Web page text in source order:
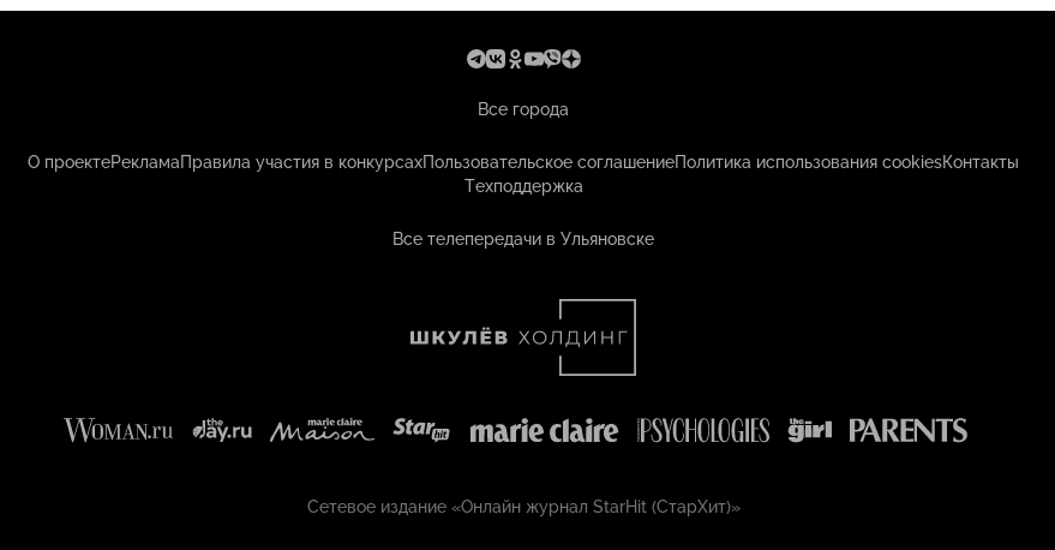
Все города
О проектеРекламаПравила участия в конкурсахПользовательское соглашениеПолитика использования cookiesКонтакты
Техподдержка
Все телепередачи в Ульяновске
Сетевое издание «Онлайн журнал StarHit (СтарХит)»